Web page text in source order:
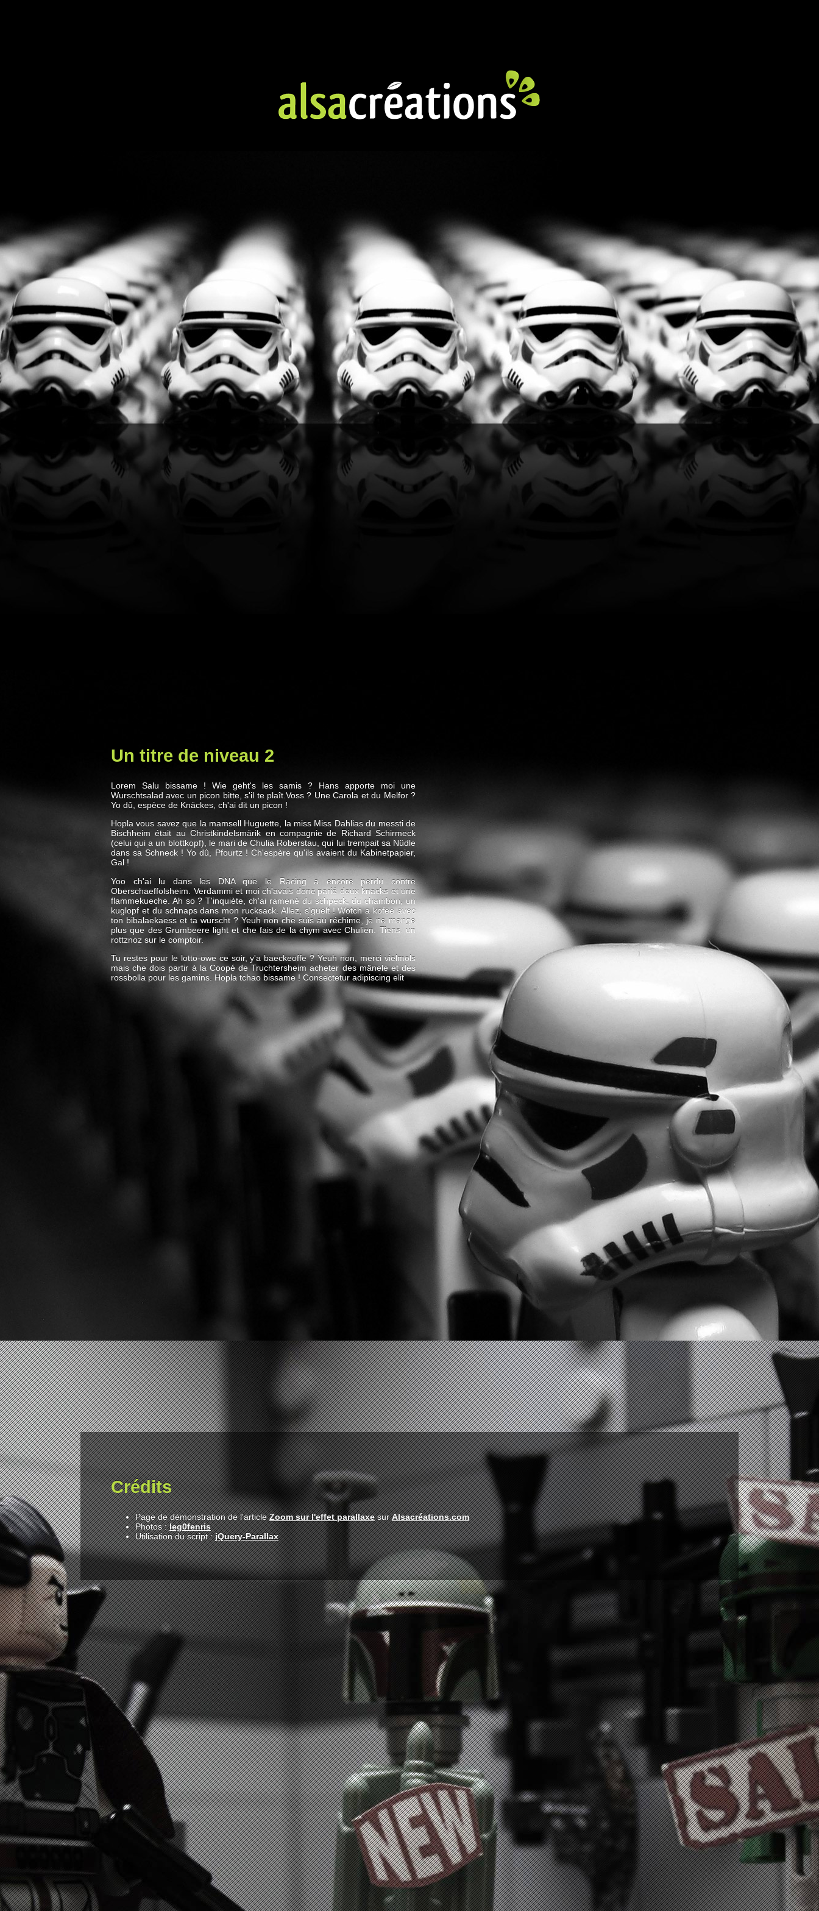
Un titre de niveau 2
Lorem Salu bissame ! Wie geht's les samis ? Hans apporte moi une
Wurschtsalad avec un picon bitte, s'il te plaît.Voss ? Une Carola et du Melfor ?
Yo dû, espèce de Knäckes, ch'ai dit un picon !
Hopla vous savez que la mamsell Huguette, la miss Miss Dahlias du messti de
Bischheim était au Christkindelsmärik en compagnie de Richard Schirmeck
(celui qui a un blottkopf), le mari de Chulia Roberstau, qui lui trempait sa Nüdle
dans sa Schneck ! Yo dû, Pfourtz ! Ch'espère qu'ils avaient du Kabinetpapier,
Gal !
Yoo ch'ai lu dans les DNA que le Racing a encore perdu contre
Oberschaeffolsheim. Verdammi et moi ch'avais donc parié deux knacks et une
flammekueche. Ah so ? T'inquiète, ch'ai ramené du schpeck, du chambon, un
kuglopf et du schnaps dans mon rucksack. Allez, s'guelt ! Wotch a kofee avec
ton bibalaekaess et ta wurscht ? Yeuh non che suis au réchime, je ne mange
plus que des Grumbeere light et che fais de la chym avec Chulien. Tiens, un
rottznoz sur le comptoir.
Tu restes pour le lotto-owe ce soir, y'a baeckeoffe ? Yeuh non, merci vielmols
mais che dois partir à la Coopé de Truchtersheim acheter des mänele et des
rossbolla pour les gamins. Hopla tchao bissame ! Consectetur adipiscing elit
Crédits
Page de démonstration de l'articleZoom sur l'effet parallaxesurAlsacréations.com
Photos :leg0fenris
Utilisation du script :jQuery-Parallax